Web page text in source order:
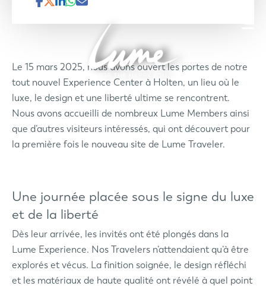
Le 15 mars 2025, nous avons ouvert les portes de notre
tout nouvel Experience Center à Holten, un lieu où le
luxe, le design et une liberté ultime se rencontrent.
Nous avons accueilli de nombreux Lume Members ainsi
que d’autres visiteurs intéressés, qui ont découvert pour
la première fois le nouveau site de Lume Traveler.
Une journée placée sous le signe du luxe
et de la liberté
Dès leur arrivée, les invités ont été plongés dans la
Lume Experience. Nos Travelers n’attendaient qu’à être
explorés et vécus. La finition soignée, le design réfléchi
et les matériaux de haute qualité ont révélé à quel point